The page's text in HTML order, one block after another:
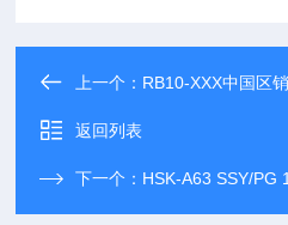
上一个： RB10-XXX中国区销售供应ritter &
返回列表
下一个： HSK-A63 SSY/PG 15中国区销售百